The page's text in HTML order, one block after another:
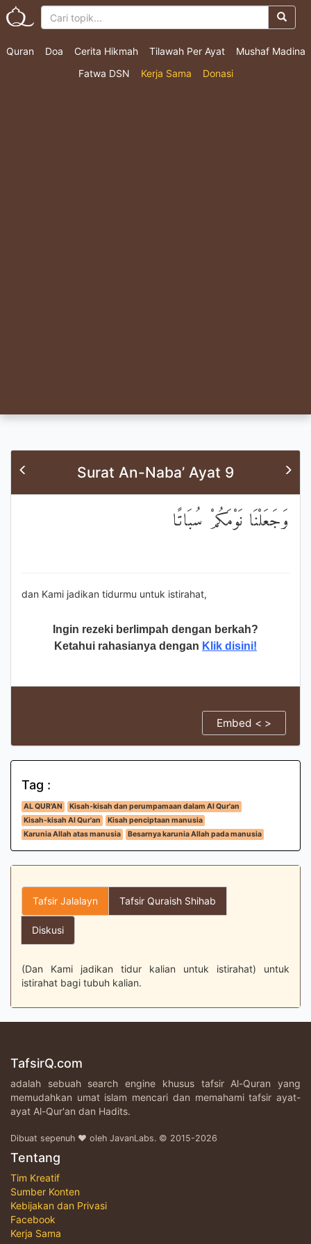
Quran Doa Cerita Hikmah Tilawah Per Ayat
Mushaf Madina
Fatwa DSN
Kerja Sama Donasi
Surat An-Naba’ Ayat 9
وَجَعَلْنَا نَوْمَكُمْ سُبَاتًا
dan Kami jadikan tidurmu untuk istirahat,
Ingin rezeki berlimpah dengan berkah?
Ketahui rahasianya dengan Klik disini!
Embed < >
Tag :
AL QUR'AN
Kisah-kisah dan perumpamaan dalam Al Qur'an
Kisah-kisah Al Qur'an
Kisah penciptaan manusia
Karunia Allah atas manusia
Besarnya karunia Allah pada manusia
Tafsir Jalalayn Tafsir Quraish Shihab
Diskusi
(Dan Kami jadikan tidur kalian untuk istirahat) untuk
istirahat bagi tubuh kalian.
TafsirQ.com
adalah sebuah search engine khusus tafsir Al-Quran yang
memudahkan umat islam mencari dan memahami tafsir ayat-
ayat Al-Qur'an dan Hadits.
Dibuat sepenuh ♥ oleh JavanLabs. © 2015-2026
Tentang
Tim Kreatif
Sumber Konten
Kebijakan dan Privasi
Facebook
Kerja Sama